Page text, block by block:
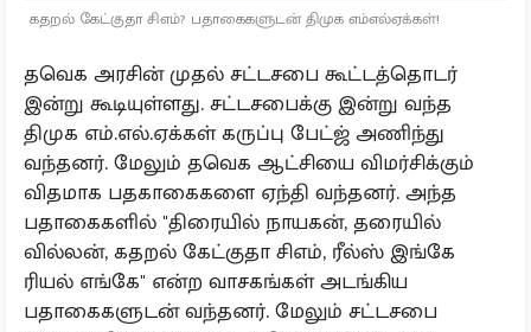
கதறல் கேட்குதா சிஎம்? பதாகைகளுடன் திமுக எம்எல்ஏக்கள்!
தவெக அரசின் முதல் சட்டசபை கூட்டத்தொடர்
இன்று கூடியுள்ளது. சட்டசபைக்கு இன்று வந்த
திமுக எம்.எல்.ஏக்கள் கருப்பு பேட்ஜ் அணிந்து
வந்தனர். மேலும் தவெக ஆட்சியை விமர்சிக்கும்
விதமாக பதகாகைகளை ஏந்தி வந்தனர். அந்த
பதாகைகளில் "திரையில் நாயகன், தரையில்
வில்லன், கதறல் கேட்குதா சிஎம், ரீல்ஸ் இங்கே
ரியல் எங்கே" என்ற வாசகங்கள் அடங்கிய
பதாகைகளுடன் வந்தனர். மேலும் சட்டசபை